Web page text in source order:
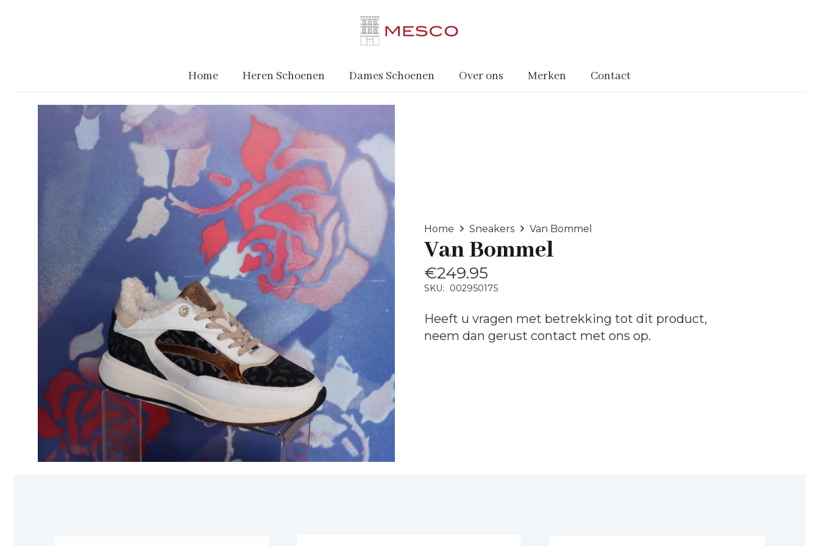
Home Heren Schoenen Dames Schoenen Over ons Merken Contact
Home Sneakers Van Bommel
Van Bommel
€249.95
SKU: 002950175
Heeft u vragen met betrekking tot dit product,
neem dan gerust contact met ons op.